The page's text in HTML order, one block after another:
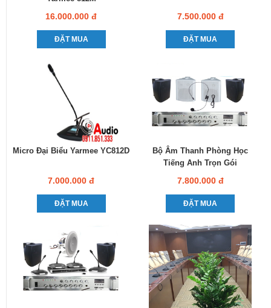
16.000.000 đ
ĐẶT MUA
7.500.000 đ
ĐẶT MUA
Micro Đại Biểu Yarmee YC812D
7.000.000 đ
ĐẶT MUA
Bộ Âm Thanh Phòng Học
Tiếng Anh Trọn Gói
7.800.000 đ
ĐẶT MUA